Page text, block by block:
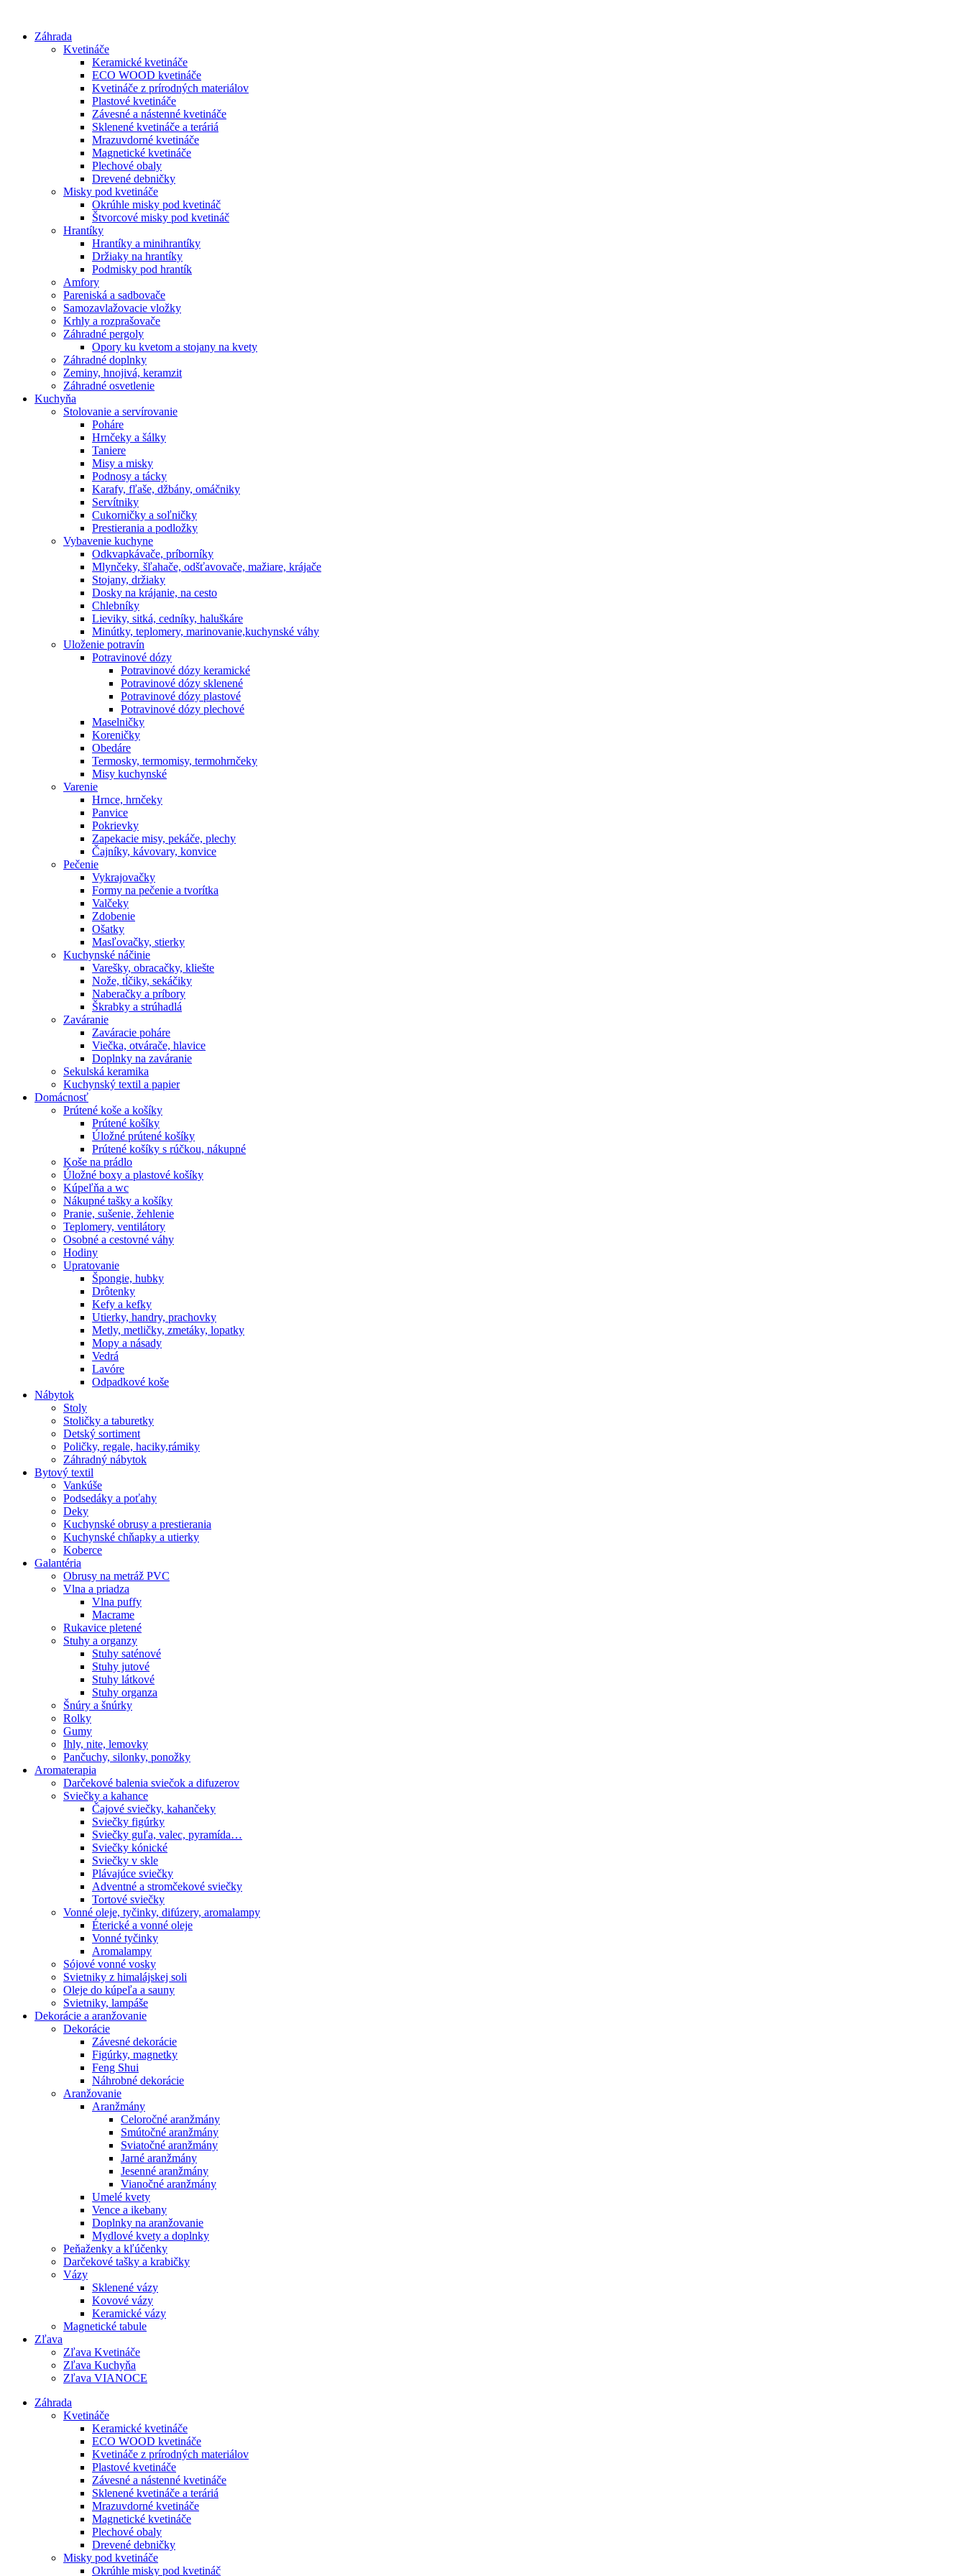
obsah
Záhrada
Kvetináče
Keramické kvetináče
ECO WOOD kvetináče
Kvetináče z prírodných materiálov
Plastové kvetináče
Závesné a nástenné kvetináče
Sklenené kvetináče a teráriá
Mrazuvdorné kvetináče
Magnetické kvetináče
Plechové obaly
Drevené debničky
Misky pod kvetináče
Okrúhle misky pod kvetináč
Štvorcové misky pod kvetináč
Hrantíky
Hrantíky a minihrantíky
Držiaky na hrantíky
Podmisky pod hrantík
Amfory
Pareniská a sadbovače
Samozavlažovacie vložky
Krhly a rozprašovače
Záhradné pergoly
Opory ku kvetom a stojany na kvety
Záhradné doplnky
Zeminy, hnojivá, keramzit
Záhradné osvetlenie
Kuchyňa
Stolovanie a servírovanie
Poháre
Hrnčeky a šálky
Taniere
Misy a misky
Podnosy a tácky
Karafy, fľaše, džbány, omáčniky
Servítniky
Cukorničky a soľničky
Prestierania a podložky
Vybavenie kuchyne
Odkvapkávače, príborníky
Mlynčeky, šľahače, odšťavovače, mažiare, krájače
Stojany, držiaky
Dosky na krájanie, na cesto
Chlebníky
Lieviky, sitká, cedníky, haluškáre
Minútky, teplomery, marinovanie,kuchynské váhy
Uloženie potravín
Potravinové dózy
Potravinové dózy keramické
Potravinové dózy sklenené
Potravinové dózy plastové
Potravinové dózy plechové
Maselničky
Koreničky
Obedáre
Termosky, termomisy, termohrnčeky
Misy kuchynské
Varenie
Hrnce, hrnčeky
Panvice
Pokrievky
Zapekacie misy, pekáče, plechy
Čajníky, kávovary, konvice
Pečenie
Vykrajovačky
Formy na pečenie a tvorítka
Valčeky
Zdobenie
Ošatky
Masľovačky, stierky
Kuchynské náčinie
Varešky, obracačky, kliešte
Nože, tĺčiky, sekáčiky
Naberačky a príbory
Škrabky a strúhadlá
Zaváranie
Zaváracie poháre
Viečka, otvárače, hlavice
Doplnky na zaváranie
Sekulská keramika
Kuchynský textil a papier
Domácnosť
Prútené koše a košíky
Prútené košíky
Úložné prútené košíky
Prútené košíky s rúčkou, nákupné
Koše na prádlo
Úložné boxy a plastové košíky
Kúpeľňa a wc
Nákupné tašky a košíky
Pranie, sušenie, žehlenie
Teplomery, ventilátory
Osobné a cestovné váhy
Hodiny
Upratovanie
Špongie, hubky
Drôtenky
Kefy a kefky
Utierky, handry, prachovky
Metly, metličky, zmetáky, lopatky
Mopy a násady
Vedrá
Lavóre
Odpadkové koše
Nábytok
Stoly
Stoličky a taburetky
Detský sortiment
Poličky, regale, haciky,rámiky
Záhradný nábytok
Bytový textil
Vankúše
Podsedáky a poťahy
Deky
Kuchynské obrusy a prestierania
Kuchynské chňapky a utierky
Koberce
Galantéria
Obrusy na metráž PVC
Vlna a priadza
Vlna puffy
Macrame
Rukavice pletené
Stuhy a organzy
Stuhy saténové
Stuhy jutové
Stuhy látkové
Stuhy organza
Šnúry a šnúrky
Rolky
Gumy
Ihly, nite, lemovky
Pančuchy, silonky, ponožky
Aromaterapia
Darčekové balenia sviečok a difuzerov
Sviečky a kahance
Čajové sviečky, kahančeky
Sviečky figúrky
Sviečky guľa, valec, pyramída…
Sviečky kónické
Sviečky v skle
Plávajúce sviečky
Adventné a stromčekové sviečky
Tortové sviečky
Vonné oleje, tyčinky, difúzery, aromalampy
Éterické a vonné oleje
Vonné tyčinky
Aromalampy
Sójové vonné vosky
Svietniky z himalájskej soli
Oleje do kúpeľa a sauny
Svietniky, lampáše
Dekorácie a aranžovanie
Dekorácie
Závesné dekorácie
Figúrky, magnetky
Feng Shui
Náhrobné dekorácie
Aranžovanie
Aranžmány
Celoročné aranžmány
Smútočné aranžmány
Sviatočné aranžmány
Jarné aranžmány
Jesenné aranžmány
Vianočné aranžmány
Umelé kvety
Vence a ikebany
Doplnky na aranžovanie
Mydlové kvety a doplnky
Peňaženky a kľúčenky
Darčekové tašky a krabičky
Vázy
Sklenené vázy
Kovové vázy
Keramické vázy
Magnetické tabule
Zľava
Zľava Kvetináče
Zľava Kuchyňa
Zľava VIANOCE
Záhrada
Kvetináče
Keramické kvetináče
ECO WOOD kvetináče
Kvetináče z prírodných materiálov
Plastové kvetináče
Závesné a nástenné kvetináče
Sklenené kvetináče a teráriá
Mrazuvdorné kvetináče
Magnetické kvetináče
Plechové obaly
Drevené debničky
Misky pod kvetináče
Okrúhle misky pod kvetináč